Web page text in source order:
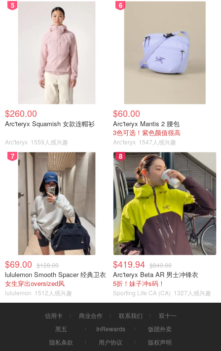
5
$260.00
Arc'teryx Squamish 女款连帽衫
Arc'teryx 1559人感兴趣
6
$60.00
Arc'teryx Mantis 2 腰包
3色可选！紫色颜值很高
Arc'teryx 1547人感兴趣
7
$69.00 $128.00
lululemon Smooth Spacer 经典卫衣
女生穿出oversized风
lululemon 1512人感兴趣
8
$419.94 $840.00
Arc'teryx Beta AR 男士冲锋衣
5折！妹子冲s码！
Sporting Life CA (CA) 1327人感兴趣
信用卡 商业合作 联系我们
双十一
黑五
InRewards
饭团外卖
隐私条款
用户协议 版权声明